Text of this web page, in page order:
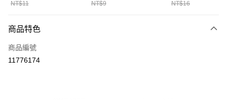
全家取貨付款
每筆NT$60，滿NT$599(含以上)免運費
付款後全家取貨
寵物皮膚病 狗狗貓咪
NT$11 NT$9 NT$16
商品特色
商品編號
11776174